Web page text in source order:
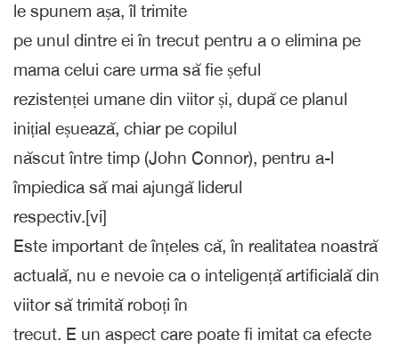
le spunem așa, îl trimite
pe unul dintre ei în trecut pentru a o elimina pe
mama celui care urma să fie șeful
rezistenței umane din viitor și, după ce planul
inițial eșuează, chiar pe copilul
născut între timp (John Connor), pentru a-l
împiedica să mai ajungă liderul
respectiv.[vi]
Este important de înțeles că, în realitatea noastră
actuală, nu e nevoie ca o inteligență artificială din
viitor să trimită roboți în
trecut. E un aspect care poate fi imitat ca efecte